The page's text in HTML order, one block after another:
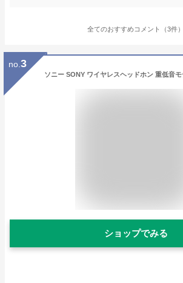
全てのおすすめコメント（3件）
no. 3
ショップでみる